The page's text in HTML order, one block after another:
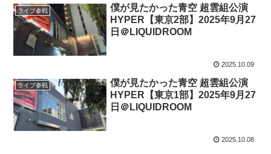
ライブ参戦
僕が見たかった青空 超雲組公演
HYPER【東京2部】2025年9月27
日＠LIQUIDROOM
2025.10.09
ライブ参戦
僕が見たかった青空 超雲組公演
HYPER【東京1部】2025年9月27
日＠LIQUIDROOM
2025.10.08